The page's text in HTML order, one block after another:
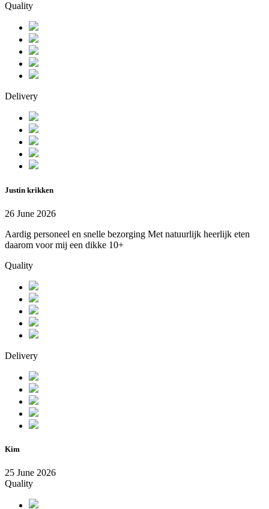
Quality
Delivery
Justin krikken
26 June 2026
Aardig personeel en snelle bezorging Met natuurlijk heerlijk eten
daarom voor mij een dikke 10+
Quality
Delivery
Kim
25 June 2026
Quality